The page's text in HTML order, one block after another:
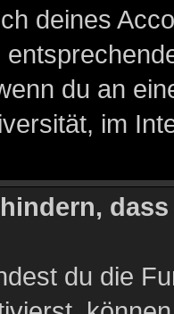
deines
du an
im
du die